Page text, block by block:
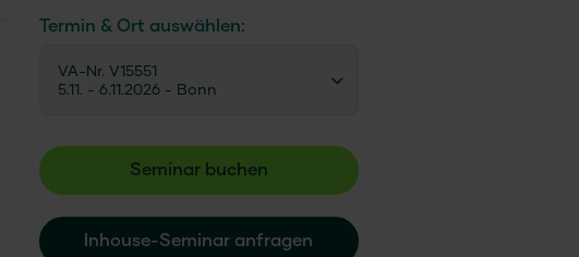
Termin & Ort auswählen:
VA-Nr. V15551
5.11. - 6.11.2026- Bonn
Seminar buchen
Inhouse-Seminar anfragen